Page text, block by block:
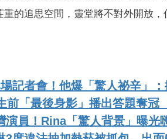
的追思空間，靈堂將不對外開放
記者會！他爆「驚人祕辛」
前「最後身影」播出答題奪
演員！Rina「驚人背景」曝光